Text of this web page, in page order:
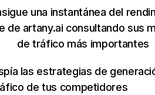
una instantánea del
de artany.ai consultando sus
de tráfico más importantes
las estrategias de
de tus competidores